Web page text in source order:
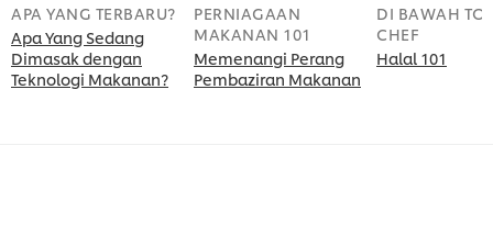
APA YANG TERBARU?
Apa Yang Sedang
Dimasak dengan
Teknologi Makanan?
PERNIAGAAN
MAKANAN 101
Memenangi Perang
Pembaziran Makanan
DI BAWAH
CHEF
Halal 101